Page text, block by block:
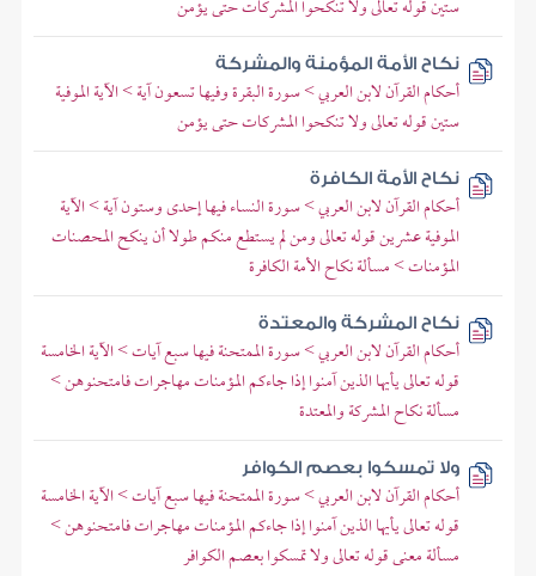
ستين قوله تعالى ولا تنكحوا المشركات حتى يؤمن
نكاح الأمة المؤمنة والمشركة
أحكام القرآن لابن العربي > سورة البقرة وفيها تسعون آية > الآية الموفية
ستين قوله تعالى ولا تنكحوا المشركات حتى يؤمن
نكاح الأمة الكافرة
أحكام القرآن لابن العربي > سورة النساء فيها إحدى وستون آية > الآية
الموفية عشرين قوله تعالى ومن لم يستطع منكم طولا أن ينكح المحصنات
المؤمنات > مسألة نكاح الأمة الكافرة
نكاح المشركة والمعتدة
أحكام القرآن لابن العربي > سورة الممتحنة فيها سبع آيات > الآية الخامسة
قوله تعالى يأيها الذين آمنوا إذا جاءكم المؤمنات مهاجرات فامتحنوهن >
مسألة نكاح المشركة والمعتدة
ولا تمسكوا بعصم الكوافر
أحكام القرآن لابن العربي > سورة الممتحنة فيها سبع آيات > الآية الخامسة
قوله تعالى يأيها الذين آمنوا إذا جاءكم المؤمنات مهاجرات فامتحنوهن >
مسألة معنى قوله تعالى ولا تمسكوا بعصم الكوافر